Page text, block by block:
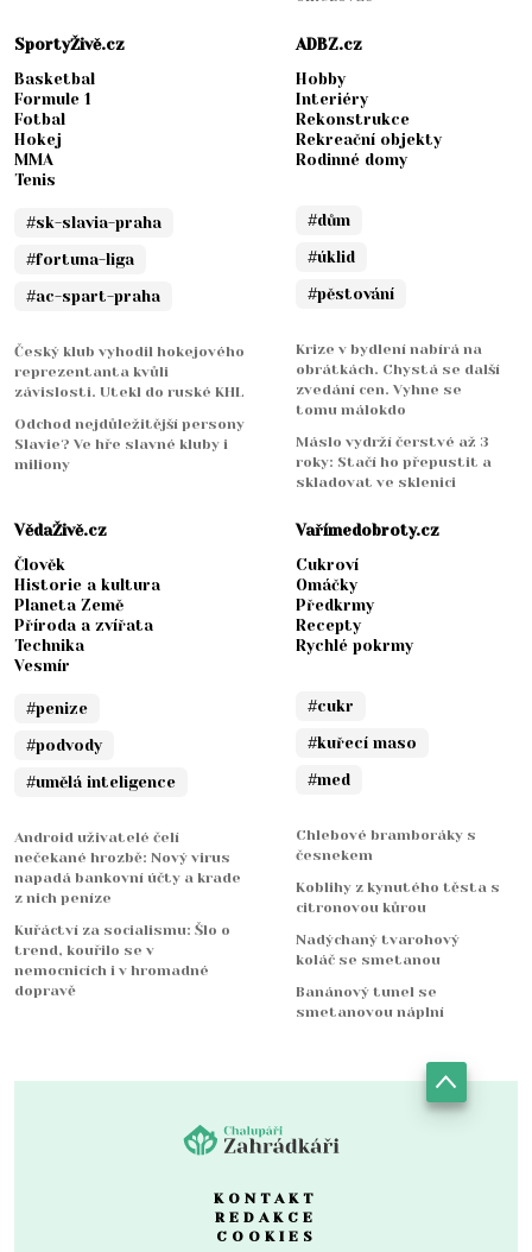
SportyŽivě.cz
Basketbal
Formule 1
Fotbal
Hokej
MMA
Tenis
#sk-slavia-praha
#fortuna-liga
#ac-spart-praha
Český klub vyhodil hokejového
reprezentanta kvůli
závislosti. Utekl do ruské KHL
Odchod nejdůležitější persony
Slavie? Ve hře slavné kluby i
miliony
ADBZ.cz
Hobby
Interiéry
Rekonstrukce
Rekreační objekty
Rodinné domy
#dům
#úklid
#pěstování
Krize v bydlení nabírá na
obrátkách. Chystá se další
zvedání cen. Vyhne se
tomu málokdo
Máslo vydrží čerstvé až 3
roky: Stačí ho přepustit a
skladovat ve sklenici
VědaŽivě.cz
Člověk
Historie a kultura
Planeta Země
Příroda a zvířata
Technika
Vesmír
#penize
#podvody
#umělá inteligence
Android uživatelé čelí
nečekané hrozbě: Nový virus
napadá bankovní účty a krade
z nich peníze
Kuřáctví za socialismu: Šlo o
trend, kouřilo se v
nemocnicích i v hromadné
dopravě
Vařímedobroty.cz
Cukroví
Omáčky
Předkrmy
Recepty
Rychlé pokrmy
#cukr
#kuřecí maso
#med
Chlebové bramboráky s
česnekem
Koblihy z kynutého těsta s
citronovou kůrou
Nadýchaný tvarohový
koláč se smetanou
Banánový tunel se
smetanovou náplní
KONTAKT
REDAKCE
COOKIES